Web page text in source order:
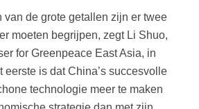
van de grote getallen zijn er twee
moeten begrijpen, zegt Li Shuo,
for Greenpeace East Asia, in
eerste is dat China’s succesvolle
technologie meer te maken